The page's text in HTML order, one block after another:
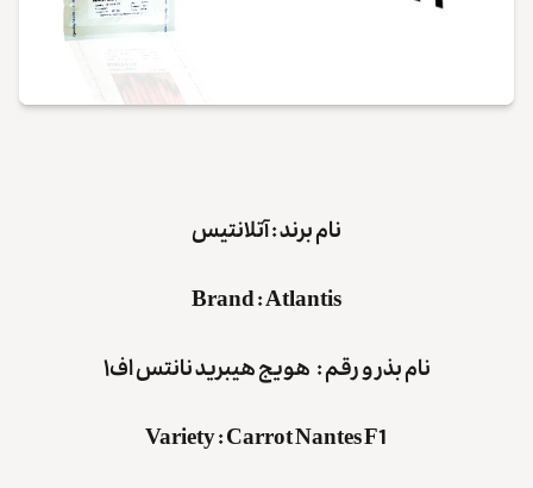
نام برند : آتلانتیس
Brand:Atlantis
نام بذر و رقم : هویج هیبرید نانتس اف۱
Variety:Carrot Nantes F1